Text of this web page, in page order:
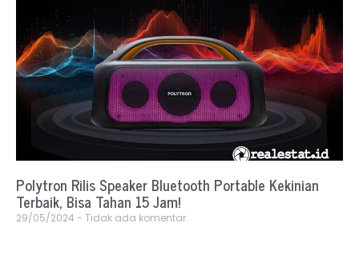
Polytron Rilis Speaker Bluetooth Portable Kekinian
Terbaik, Bisa Tahan 15 Jam!
29/05/2024 Tidak ada komentar